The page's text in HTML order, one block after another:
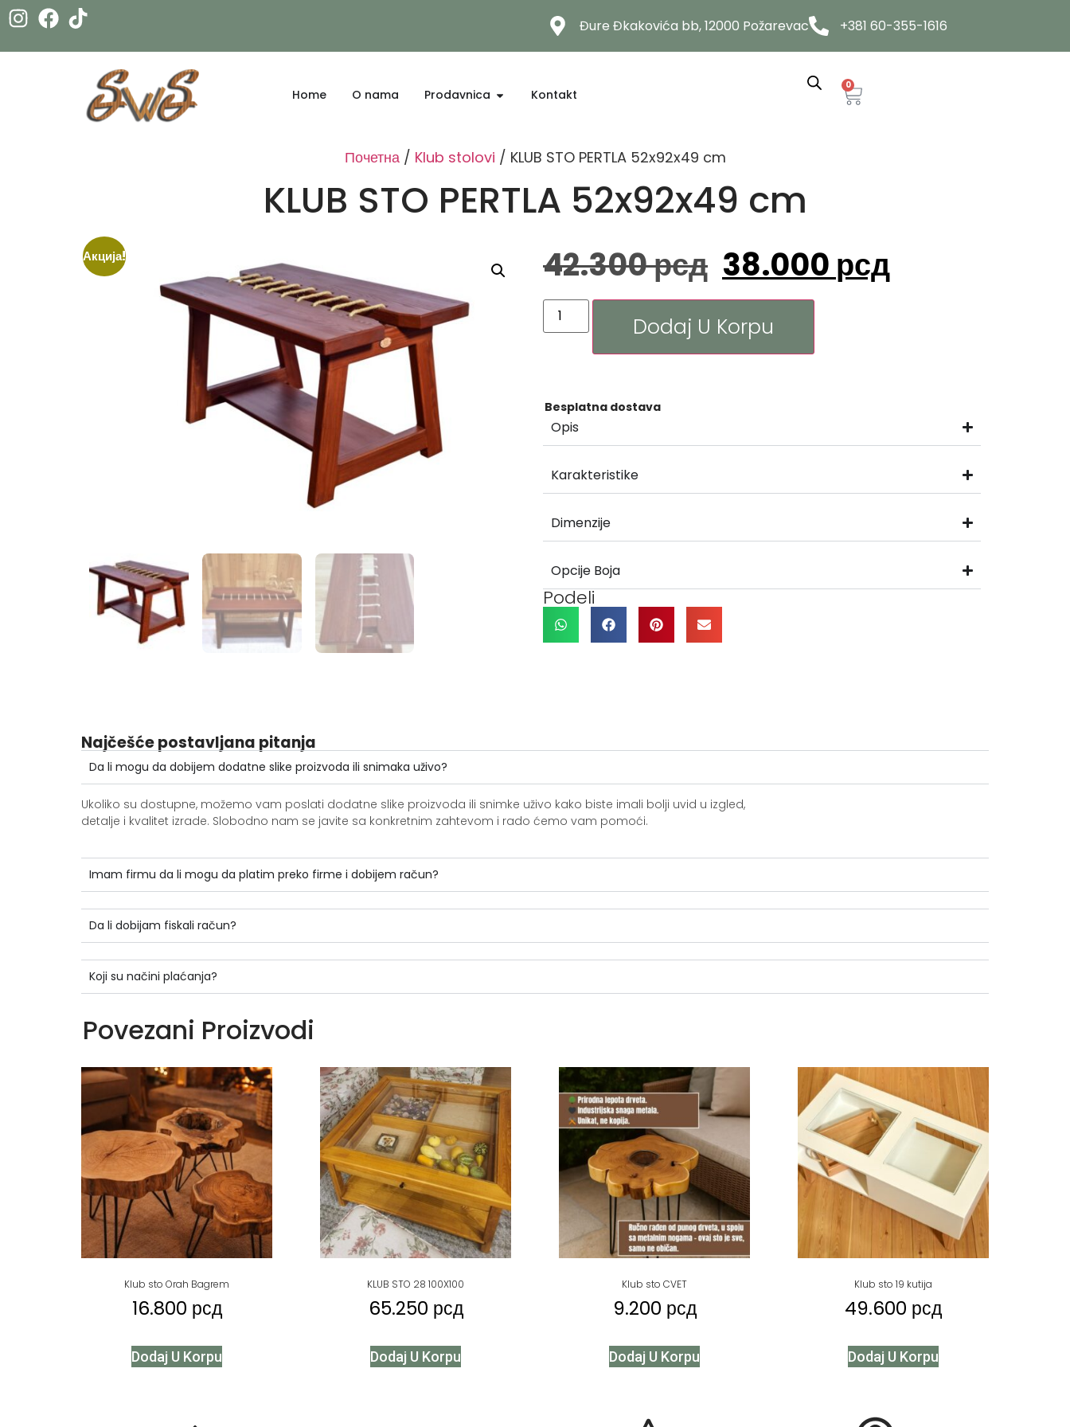
Đure Đkakovića bb, 12000 Požarevac +381 60-355-1616
Home O nama Prodavnica Kontakt
0
Почетна/ Klub stolovi / KLUB STO PERTLA 52x92x49 cm
KLUB STO PERTLA 52x92x49 cm
Акција! 42.300рсд 38.000 рсд
Dodaj U Korpu
Besplatna dostava
Opis
Karakteristike
Dimenzije
Opcije Boja
Podeli
Najčešće postavljana pitanja
Da li mogu da dobijem dodatne slike proizvoda ili snimaka uživo?
Ukoliko su dostupne, možemo vam poslati dodatne slike proizvoda ili snimke uživo kako biste imali bolji uvid u izgled,
detalje i kvalitet izrade. Slobodno nam se javite sa konkretnim zahtevom i rado ćemo vam pomoći.
Imam firmu da li mogu da platim preko firme i dobijem račun?
Da li dobijam fiskali račun?
Koji su načini plaćanja?
Povezani Proizvodi
Klub sto Orah Bagrem
16.800 рсд
Dodaj U Korpu
KLUB STO 28 100X100
65.250 рсд
Dodaj U Korpu
Klub sto CVET
9.200 рсд
Dodaj U Korpu
Klub sto 19 kutija
49.600 рсд
Dodaj U Korpu